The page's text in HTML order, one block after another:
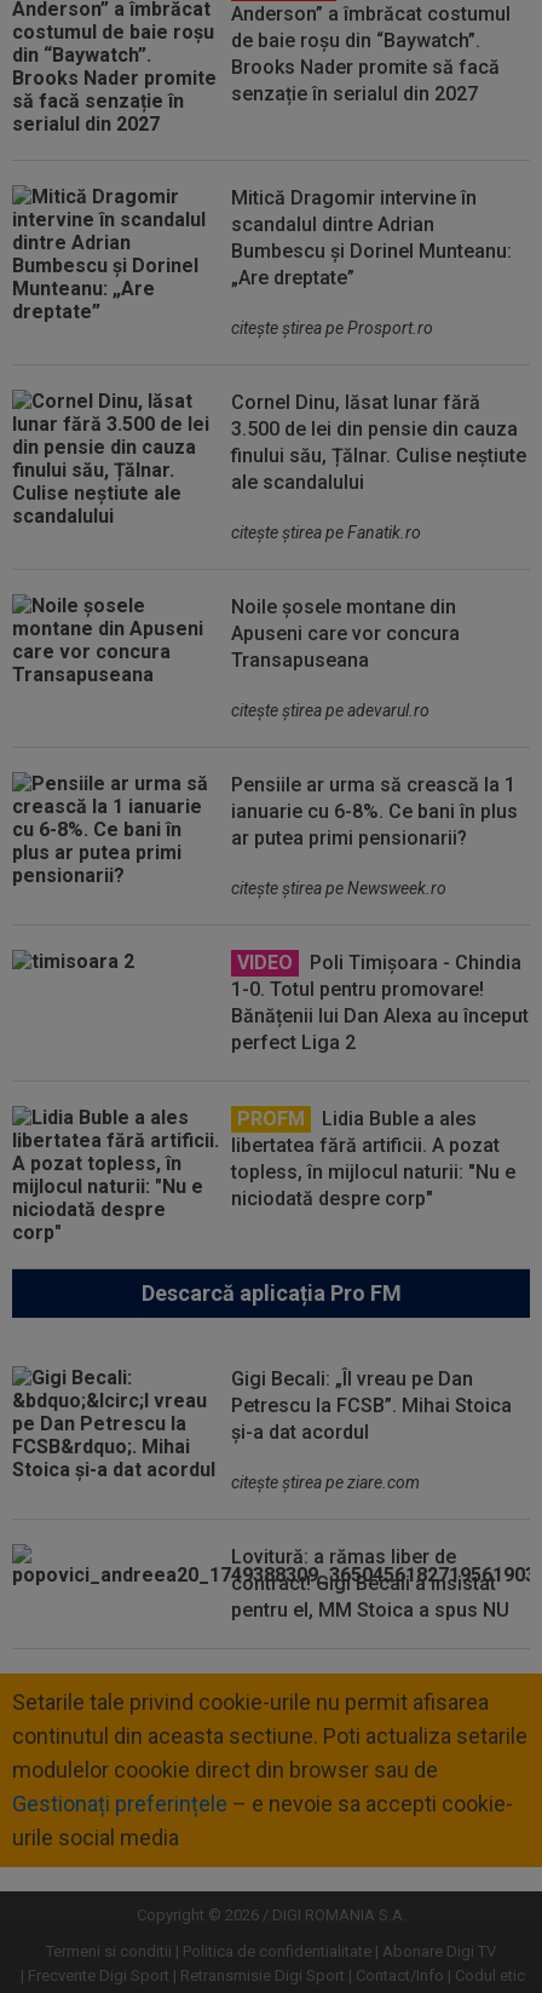
Anderson” a îmbrăcat costumul
de baie roșu din “Baywatch”.
Brooks Nader promite să facă
senzație în serialul din 2027
Mitică Dragomir intervine în
scandalul dintre Adrian
Bumbescu și Dorinel Munteanu:
„Are dreptate”
citeşte ştirea pe Prosport.ro
Cornel Dinu, lăsat lunar fără
3.500 de lei din pensie din cauza
finului său, Țălnar. Culise neștiute
ale scandalului
citeşte ştirea pe Fanatik.ro
Noile șosele montane din
Apuseni care vor concura
Transapuseana
citeşte ştirea pe adevarul.ro
Pensiile ar urma să crească la 1
ianuarie cu 6-8%. Ce bani în plus
ar putea primi pensionarii?
citeşte ştirea pe Newsweek.ro
VIDEO
Poli Timișoara - Chindia
1-0. Totul pentru promovare!
Bănățenii lui Dan Alexa au început
perfect Liga 2
PROFM
Lidia Buble a ales
libertatea fără artificii. A pozat
topless, în mijlocul naturii: "Nu e
niciodată despre corp"
Descarcă aplicația Pro FM
Gigi Becali: „Îl vreau pe Dan
Petrescu la FCSB”. Mihai Stoica
și-a dat acordul
citeşte ştirea pe ziare.com
Lovitură: a rămas liber de
contract! Gigi Becali a insistat
pentru el, MM Stoica a spus NU
Setarile tale privind cookie-urile nu permit afisarea
continutul din aceasta sectiune. Poti actualiza setarile
modulelor coookie direct din browser sau de
Gestionați preferințele – e nevoie sa accepti cookie-
urile social media
Copyright © 2026 / DIGI ROMANIA S.A.
Termeni si conditii
Politica de confidentialitate
Abonare Digi TV
Frecvente Digi Sport
Retransmisie Digi Sport Contact/Info
Codul etic